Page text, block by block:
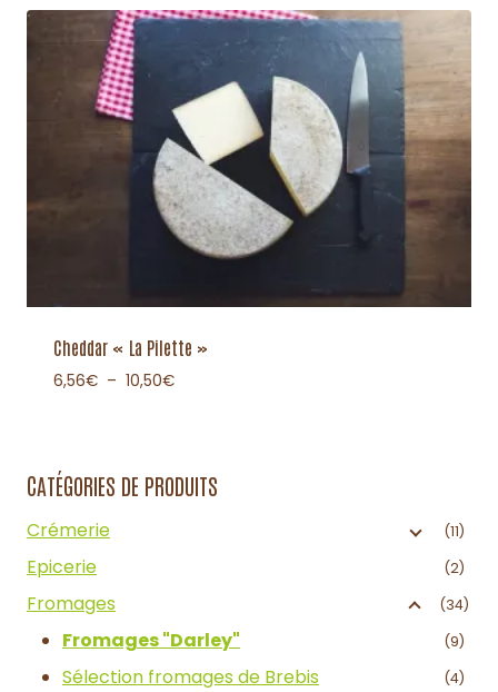
Cheddar « La Pilette »
6,56€ – 10,50€
CATÉGORIES DE PRODUITS
Crémerie (11)
Epicerie (2)
Fromages (34)
Fromages "Darley" (9)
Sélection fromages de Brebis (4)